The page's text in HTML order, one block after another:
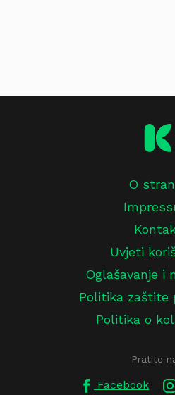
O
Uvjeti
Oglašavanje i
Politika zaštite
Politika o
Pratite
Facebook